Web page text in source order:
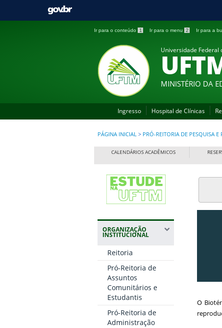
Ir para o conteúdo 1 Ir para o menu 2 Ir para a
Universidade
MINISTÉRIO DA
Ingresso Hospital de Clínicas
PÁGINA INICIAL > PRÓ-REITORIA DE PESQUISA E
CALENDÁRIOS ACADÊMICOS
ORGANIZAÇÃO
INSTITUCIONAL
Reitoria
Pró-Reitoria de
Assuntos
Comunitários e
Estudantis
Pró-Reitoria de
Administração
O